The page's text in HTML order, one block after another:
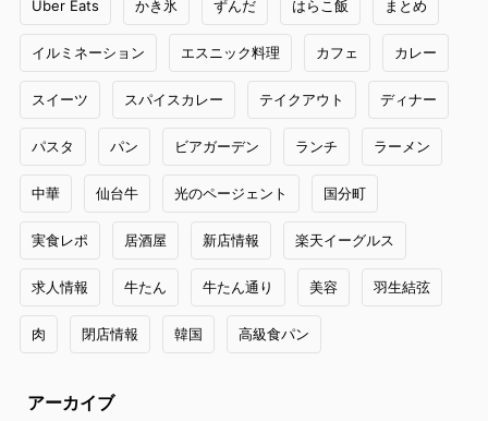
Uber Eats かき氷 ずんだ はらこ飯 まとめ
イルミネーション エスニック料理 カフェ カレー
スイーツ スパイスカレー テイクアウト ディナー
パスタ パン ビアガーデン ランチ ラーメン
中華 仙台牛 光のページェント 国分町
実食レポ 居酒屋 新店情報 楽天イーグルス
求人情報 牛たん 牛たん通り 美容 羽生結弦
肉 閉店情報 韓国 高級食パン
アーカイブ